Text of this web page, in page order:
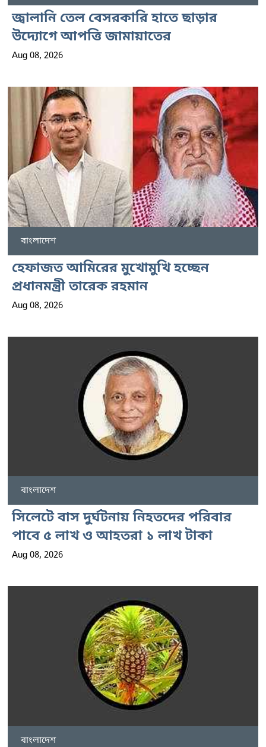
জ্বালানি তেল বেসরকারি হাতে ছাড়ার
উদ্যোগে আপত্তি জামায়াতের
Aug 08, 2026
বাংলাদেশ
হেফাজত আমিরের মুখোমুখি হচ্ছেন
প্রধানমন্ত্রী তারেক রহমান
Aug 08, 2026
বাংলাদেশ
সিলেটে বাস দুর্ঘটনায় নিহতদের পরিবার
পাবে ৫ লাখ ও আহতরা ১ লাখ টাকা
Aug 08, 2026
বাংলাদেশ